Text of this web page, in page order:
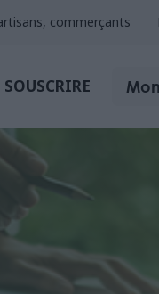
commerçants
SOUSCRIRE